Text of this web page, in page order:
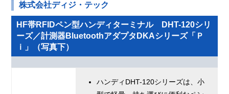
株式会社ディジ・テック
HF帯RFIDペン型ハンディターミナル DHT-120シリ
ーズ／計測器BluetoothアダプタDKAシリーズ「Ｐ
ｉ」（写真下）
ハンディDHT-120シリーズは、小